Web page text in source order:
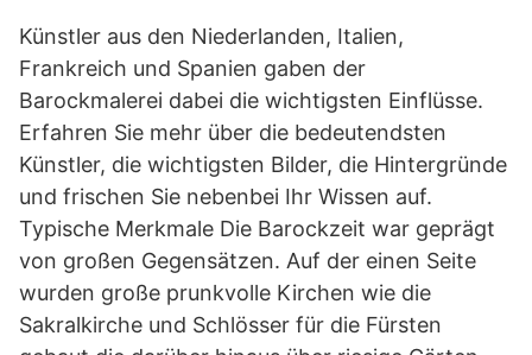
Künstler aus den Niederlanden, Italien,
Frankreich und Spanien gaben der
Barockmalerei dabei die wichtigsten Einflüsse.
Erfahren Sie mehr über die bedeutendsten
Künstler, die wichtigsten Bilder, die Hintergründe
und frischen Sie nebenbei Ihr Wissen auf.
Typische Merkmale Die Barockzeit war geprägt
von großen Gegensätzen. Auf der einen Seite
wurden große prunkvolle Kirchen wie die
Sakralkirche und Schlösser für die Fürsten